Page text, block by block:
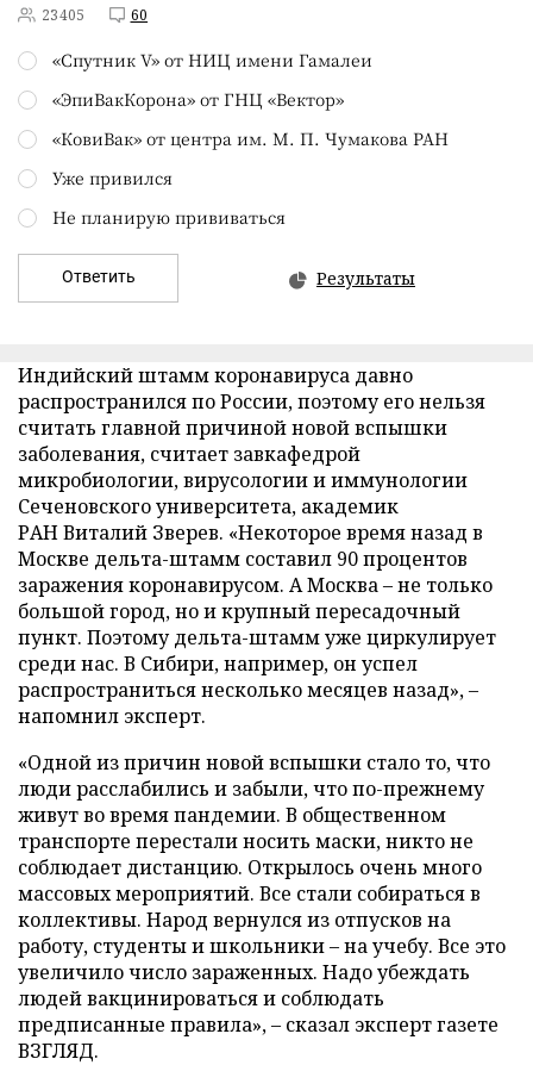
23405 60
«Спутник V» от НИЦ имени Гамалеи
«ЭпиВакКорона» от ГНЦ «Вектор»
«КовиВак» от центра им. М. П. Чумакова РАН
Уже привился
Не планирую прививаться
Ответить Результаты
Индийский штамм коронавируса давно
распространился по России, поэтому его нельзя
считать главной причиной новой вспышки
заболевания, считает завкафедрой
микробиологии, вирусологии и иммунологии
Сеченовского университета, академик
РАН Виталий Зверев. «Некоторое время назад в
Москве дельта-штамм составил 90 процентов
заражения коронавирусом. А Москва – не только
большой город, но и крупный пересадочный
пункт. Поэтому дельта-штамм уже циркулирует
среди нас. В Сибири, например, он успел
распространиться несколько месяцев назад», –
напомнил эксперт.
«Одной из причин новой вспышки стало то, что
люди расслабились и забыли, что по-прежнему
живут во время пандемии. В общественном
транспорте перестали носить маски, никто не
соблюдает дистанцию. Открылось очень много
массовых мероприятий. Все стали собираться в
коллективы. Народ вернулся из отпусков на
работу, студенты и школьники – на учебу. Все это
увеличило число зараженных. Надо убеждать
людей вакцинироваться и соблюдать
предписанные правила», – сказал эксперт газете
ВЗГЛЯД.